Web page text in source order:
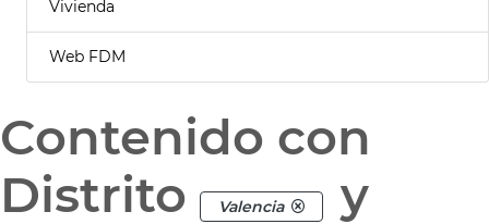
Vivienda
Web FDM
Contenido con
Distrito
Valencia
y